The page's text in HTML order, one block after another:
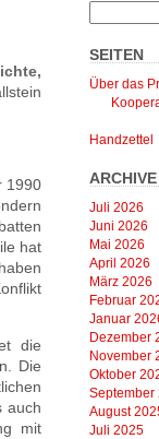
1990
hat
die
Die
auch
mit
SEITEN
Über das
Handzettel
ARCHIVE
Juli 2026
Juni 2026
Mai 2026
April 2026
März 2026
Februar
Januar
Dezember
November
Oktober
September
August
Juli 2025